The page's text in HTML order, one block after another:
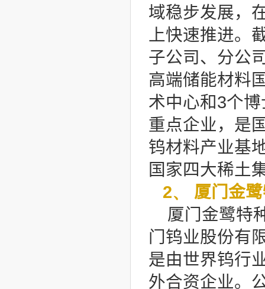
域稳步发展，
上快速推进。
子公司、分公
高端储能材料
术中心和3个
重点企业，是
钨材料产业基
国家四大稀土
2、 厦门金
厦门金鹭特
门钨业股份有
是由世界钨行
外合资企业。